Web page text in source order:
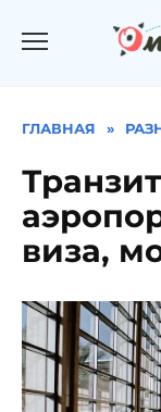
ГЛАВНАЯ »
виза,